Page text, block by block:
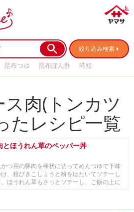
絞り込み検索
昆布つゆ 昆布ぽん酢
時短
ス肉(トンカツ
たレシピ一覧
とほうれん草のペッパー丼
かつ用の豚肉を棒状に切ってめんつゆで下味
、粗びきこしょうと粉をはたいてソテーし
。ほうれん草もさっとソテーし、ご飯の上に